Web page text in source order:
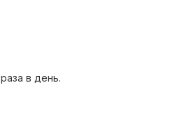
выпадение волос;
в день.